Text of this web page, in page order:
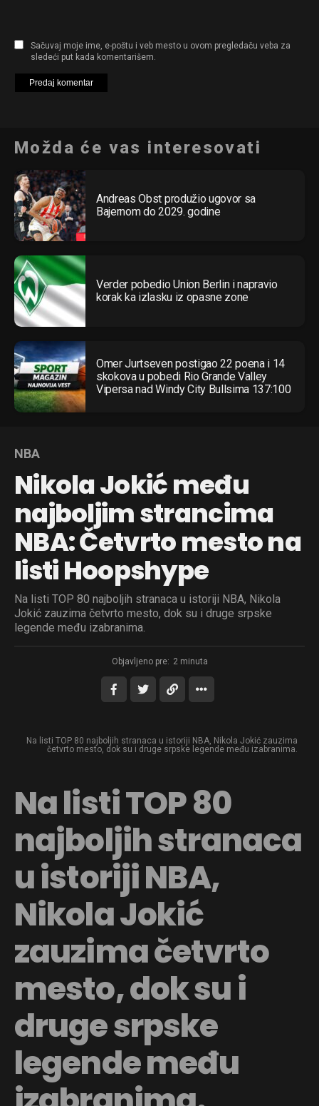
Sačuvaj moje ime, e-poštu i veb mesto u ovom pregledaču veba za
sledeći put kada komentarišem.
Možda će vas interesovati
Andreas Obst produžio ugovor sa
Bajernom do 2029. godine
Verder pobedio Union Berlin i napravio
korak ka izlasku iz opasne zone
Omer Jurtseven postigao 22 poena i 14
skokova u pobedi Rio Grande Valley
Vipersa nad Windy City Bullsima 137:100
NBA
Nikola Jokić među
najboljim strancima
NBA: Četvrto mesto na
listi Hoopshype
Na listi TOP 80 najboljih stranaca u istoriji NBA, Nikola
Jokić zauzima četvrto mesto, dok su i druge srpske
legende među izabranima.
Objavljeno pre: 2 minuta
Na listi TOP 80 najboljih stranaca u istoriji NBA, Nikola Jokić zauzima
četvrto mesto, dok su i druge srpske legende među izabranima.
Na listi TOP 80
najboljih stranaca
u istoriji NBA,
Nikola Jokić
zauzima četvrto
mesto, dok su i
druge srpske
legende među